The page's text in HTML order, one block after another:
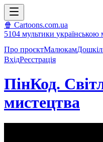
🍿 Cartoons.com.ua
5104 мультики
Про проєктМалюкам
ВхідРеєстрація
ПінКод.
мистецтва